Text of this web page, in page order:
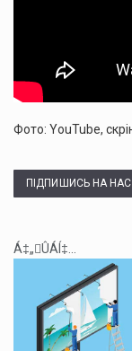
Фото: YouTube,
ПІДПИШИСЬ НА
Á‡„ÛÁÍ‡...